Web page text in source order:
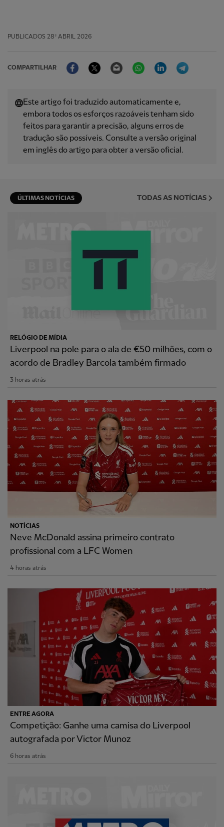
PUBLICADOS 28º ABRIL 2026
COMPARTILHAR
FacebookTwitter Email WhatsAppLinkedIn
Este artigo foi traduzido automaticamente e,
embora todos os esforços razoáveis ​​tenham sido
feitos para garantir a precisão, alguns erros de
tradução são possíveis. Consulte a versão original
em inglês do artigo para obter a versão oficial.
ÚLTIMAS NOTÍCIAS TODAS AS NOTÍCIAS
RELÓGIO DE MÍDIA
Liverpool na pole para o ala de €50 milhões, com o
acordo de Bradley Barcola também firmado
3 horas atrás
NOTÍCIAS
Neve McDonald assina primeiro contrato
profissional com a LFC Women
4 horas atrás
ENTRE AGORA
Competição: Ganhe uma camisa do Liverpool
autografada por Victor Munoz
6 horas atrás